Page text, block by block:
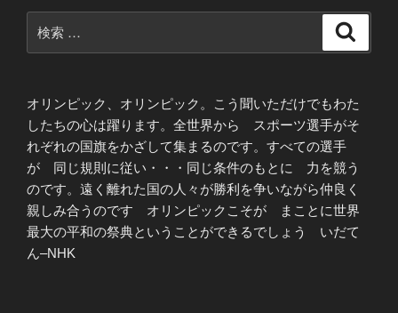
索:
オリンピック、オリンピック。こう聞いただけでもわた
したちの心は躍ります。全世界から スポーツ選手がそ
れぞれの国旗をかざして集まるのです。すべての選手
が 同じ規則に従い・・・同じ条件のもとに 力を競う
のです。遠く離れた国の人々が勝利を争いながら仲良く
親しみ合うのです オリンピックこそが まことに世界
最大の平和の祭典ということができるでしょう いだて
ん–NHK